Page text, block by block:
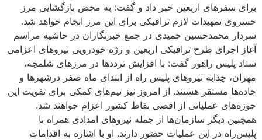
برای سفرهای اربعین خبر داد و گفت: به محض بازگشایی مرز
خسروی تمهیدات لازم ترافیکی برای این مرز انجام خواهد شد.
سردار محمدحسین حمیدی در جمع خبرنگاران در حاشیه مراسم
آغاز اجرای طرح ترافیکی اربعین و رژه خودرویی نیروهای اعزامی
ستاد پلیس راهور گفت: با افزایش ترددها در مرزهای شلمچه،
مهران، چذابه نیروهای پلیس راه از ابتدای ماه صفر درشهرها و
جاده‌ها مستقر هستند. از امروز نیز تیم‌های کمکی برای تقویت این
حوزه‌های عملیاتی از اقصی نقاط کشور اعزام خواهند شد.
همچنین دیگر سازمان‌ها از جمله نیروهای امدادی همراه با
پلیس‌راه در این عملیات حضور دارند. او با اشاره به اقدامات